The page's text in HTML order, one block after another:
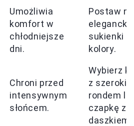
Umożliwia
komfort w
chłodniejsze
dni.
Postaw na
sukienki i
kolory.
Chroni przed
intensywnym
słońcem.
Wybierz
z
rondem
czapkę z
daszkiem.